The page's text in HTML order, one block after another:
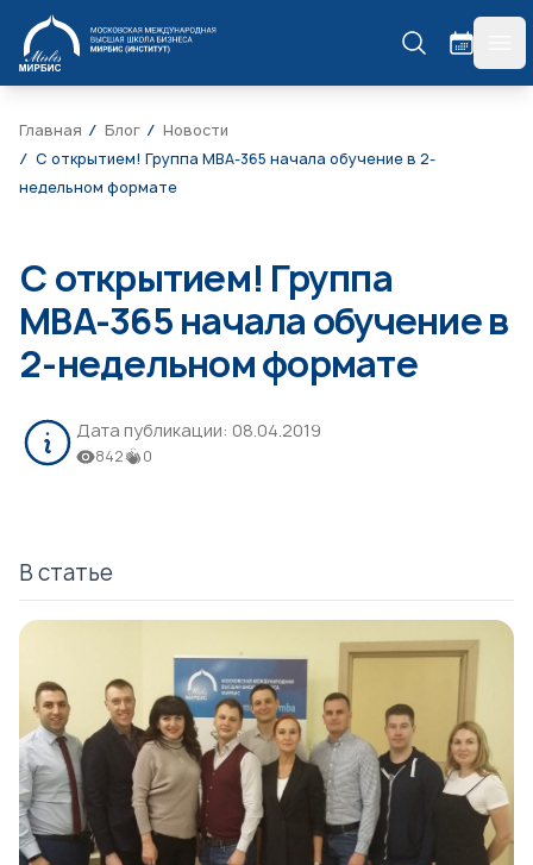
МИРБИС
Главная Блог
Новости
С открытием! Группа МВА-365 начала обучение в 2-
недельном формате
С открытием! Группа
МВА-365 начала обучение в
2-недельном формате
Дата публикации: 08.04.2019
842 0
В статье